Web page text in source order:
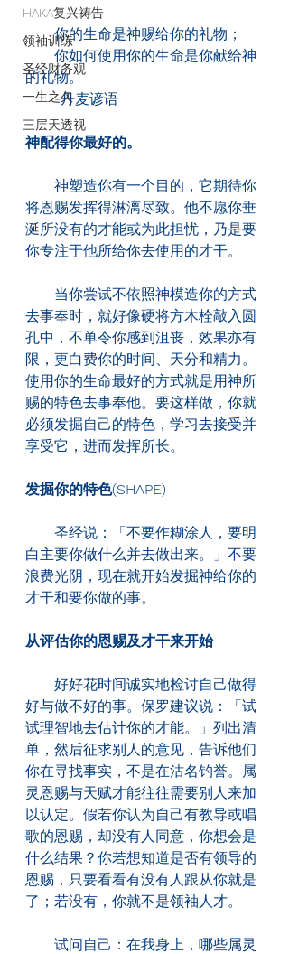
HAKA复兴祷告
领袖训练
圣经财务观
一生之久
三层天透视
你的生命是神赐给你的礼物；
你如何使用你的生命是你献给神
的礼物。
-丹麦谚语
神配得你最好的。
神塑造你有一个目的，它期待你
将恩赐发挥得淋漓尽致。他不愿你垂
涎所没有的才能或为此担忧，乃是要
你专注于他所给你去使用的才干。
当你尝试不依照神模造你的方式
去事奉时，就好像硬将方木栓敲入圆
孔中，不单令你感到沮丧，效果亦有
限，更白费你的时间、天分和精力。
使用你的生命最好的方式就是用神所
赐的特色去事奉他。要这样做，你就
必须发掘自己的特色，学习去接受并
享受它，进而发挥所长。
发掘你的特色(SHAPE)
圣经说：「不要作糊涂人，要明
白主要你做什么并去做出来。」不要
浪费光阴，现在就开始发掘神给你的
才干和要你做的事。
从评估你的恩赐及才干来开始
好好花时间诚实地检讨自己做得
好与做不好的事。保罗建议说：「试
试理智地去估计你的才能。」列出清
单，然后征求别人的意见，告诉他们
你在寻找事实，不是在沽名钓誉。属
灵恩赐与天赋才能往往需要别人来加
以认定。假若你认为自己有教导或唱
歌的恩赐，却没有人同意，你想会是
什么结果？你若想知道是否有领导的
恩赐，只要看看有没有人跟从你就是
了；若没有，你就不是领袖人才。
试问自己：在我身上，哪些属灵